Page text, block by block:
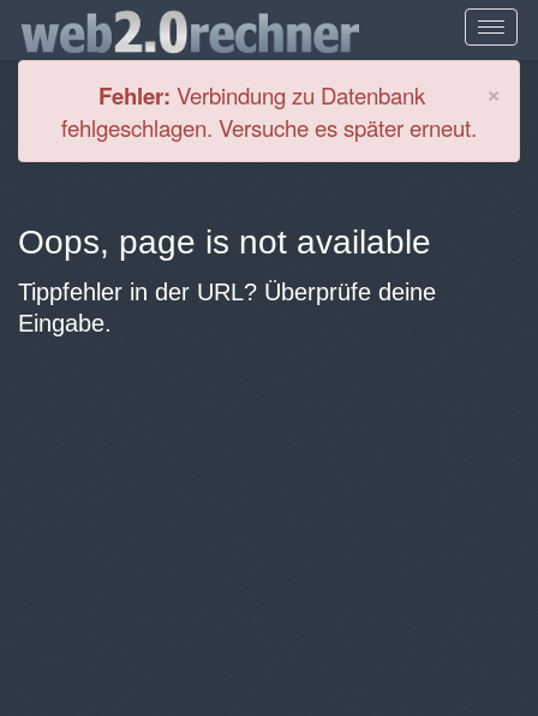
×
Fehler: Verbindung zu Datenbank
fehlgeschlagen. Versuche es später erneut.
Oops, page is not available
Tippfehler in der URL? Überprüfe deine
Eingabe.